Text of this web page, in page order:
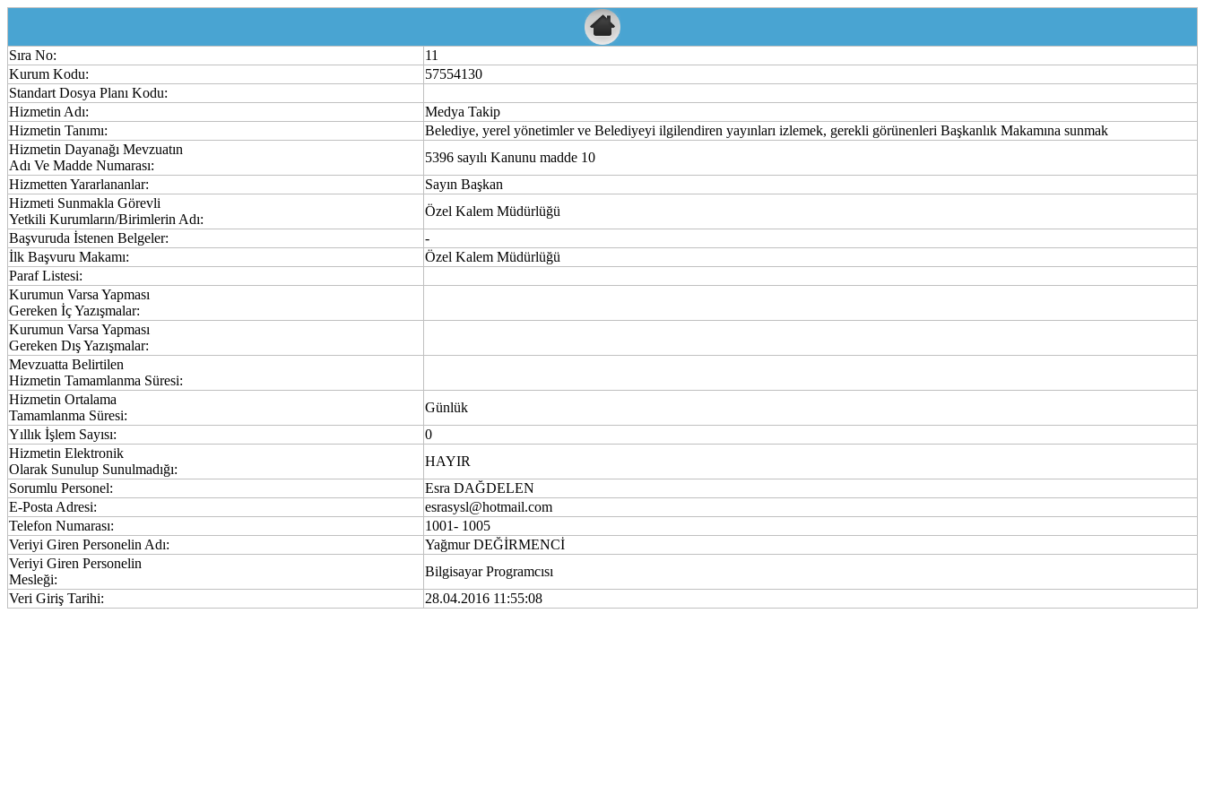
Sıra No:
11
Kurum Kodu:
57554130
Standart Dosya Planı Kodu:
Hizmetin Adı:
Medya Takip
Hizmetin Tanımı:
Belediye, yerel yönetimler ve Belediyeyi ilgilendiren yayınları izlemek, gerekli görünenleri Başkanlık Makamına sunmak
Hizmetin Dayanağı Mevzuatın
Adı Ve Madde Numarası:
5396 sayılı Kanunu madde 10
Hizmetten Yararlananlar:
Sayın Başkan
Hizmeti Sunmakla Görevli
Yetkili Kurumların/Birimlerin Adı:
Özel Kalem Müdürlüğü
Başvuruda İstenen Belgeler:
-
İlk Başvuru Makamı:
Özel Kalem Müdürlüğü
Paraf Listesi:
Kurumun Varsa Yapması
Gereken İç Yazışmalar:
Kurumun Varsa Yapması
Gereken Dış Yazışmalar:
Mevzuatta Belirtilen
Hizmetin Tamamlanma Süresi:
Hizmetin Ortalama
Tamamlanma Süresi:
Günlük
Yıllık İşlem Sayısı:
0
Hizmetin Elektronik
Olarak Sunulup Sunulmadığı:
HAYIR
Sorumlu Personel:
Esra DAĞDELEN
E-Posta Adresi:
esrasysl@hotmail.com
Telefon Numarası:
1001- 1005
Veriyi Giren Personelin Adı:
Yağmur DEĞİRMENCİ
Veriyi Giren Personelin
Mesleği:
Bilgisayar Programcısı
Veri Giriş Tarihi:
28.04.2016 11:55:08